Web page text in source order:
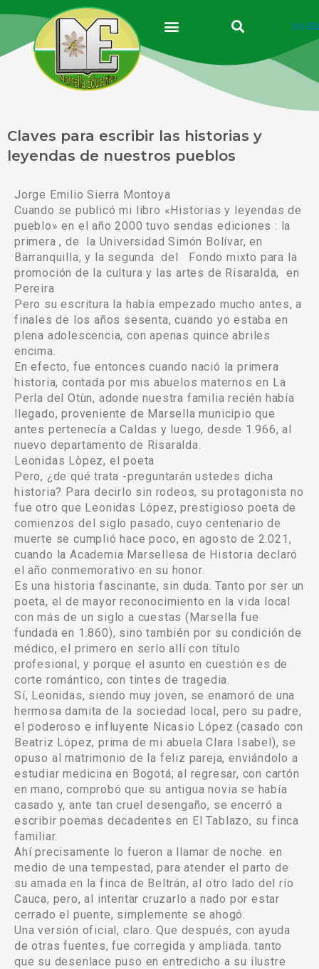
contenido
EN ES
Claves para escribir las historias y
leyendas de nuestros pueblos
Jorge Emilio Sierra Montoya
Cuando se publicó mi libro «Historias y leyendas de
pueblo» en el año 2000 tuvo sendas ediciones : la
primera , de la Universidad Simón Bolívar, en
Barranquilla, y la segunda del Fondo mixto para la
promoción de la cultura y las artes de Risaralda, en
Pereira
Pero su escritura la había empezado mucho antes, a
finales de los años sesenta, cuando yo estaba en
plena adolescencia, con apenas quince abriles
encima.
En efecto, fue entonces cuando nació la primera
historia, contada por mis abuelos maternos en La
Perla del Otùn, adonde nuestra familia recién había
llegado, proveniente de Marsella municipio que
antes pertenecía a Caldas y luego, desde 1.966, al
nuevo departamento de Risaralda.
Leonidas Lòpez, el poeta
Pero, ¿de qué trata -preguntarán ustedes dicha
historia? Para decirlo sin rodeos, su protagonista no
fue otro que Leonidas López, prestigioso poeta de
comienzos del siglo pasado, cuyo centenario de
muerte se cumplió hace poco, en agosto de 2.021,
cuando la Academia Marsellesa de Historia declaró
el año conmemorativo en su honor.
Es una historia fascinante, sin duda. Tanto por ser un
poeta, el de mayor reconocimiento en la vida local
con más de un siglo a cuestas (Marsella fue
fundada en 1.860), sino también por su condición de
médico, el primero en serlo allí con título
profesional, y porque el asunto en cuestión es de
corte romántico, con tintes de tragedia.
Sí, Leonidas, siendo muy joven, se enamoró de una
hermosa damita de la sociedad local, pero su padre,
el poderoso e influyente Nicasio López (casado con
Beatriz López, prima de mi abuela Clara Isabel), se
opuso al matrimonio de la feliz pareja, enviándolo a
estudiar medicina en Bogotá; al regresar, con cartón
en mano, comprobó que su antigua novia se había
casado y, ante tan cruel desengaño, se encerró a
escribir poemas decadentes en El Tablazo, su finca
familiar.
Ahí precisamente lo fueron a llamar de noche. en
medio de una tempestad, para atender el parto de
su amada en la finca de Beltrán, al otro lado del río
Cauca, pero, al intentar cruzarlo a nado por estar
cerrado el puente, simplemente se ahogó.
Una versión oficial, claro. Que después, con ayuda
de otras fuentes, fue corregida y ampliada. tanto
que su desenlace puso en entredicho a su ilustre